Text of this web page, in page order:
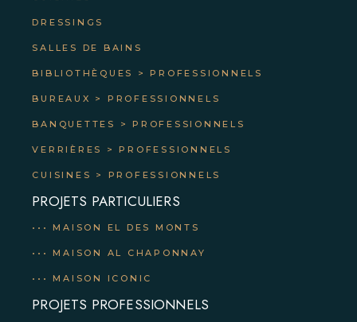
DRESSINGS
SALLES DE BAINS
BIBLIOTHÈQUES > PROFESSIONNELS
BUREAUX > PROFESSIONNELS
BANQUETTES >PROFESSIONNELS
VERRIÈRES > PROFESSIONNELS
CUISINES > PROFESSIONNELS
PROJETS PARTICULIERS
••• MAISON EL DES MONTS
••• MAISON AL CHAPONNAY
••• MAISON ICONIC
PROJETS PROFESSIONNELS